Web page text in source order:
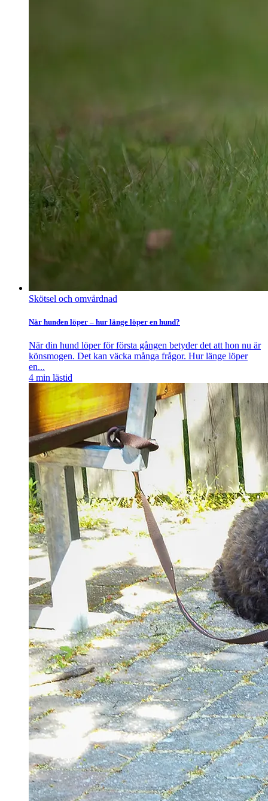
Skötsel och omvårdnad
När hunden löper – hur länge löper en hund?
När din hund löper för första gången betyder det att hon nu är
könsmogen. Det kan väcka många frågor. Hur länge löper
en...
4 min lästid